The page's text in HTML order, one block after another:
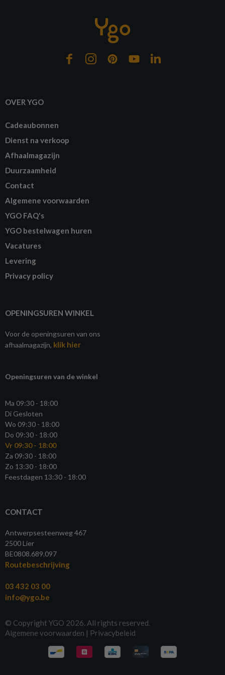
OVER YGO
Cadeaubonnen
Dienst na verkoop
Afhaalmagazijn
Duurzaamheid
Contact
Algemene voorwaarden
YGO FAQ's
YGO bestelwagen huren
Vacatures
Levering
Privacy policy
OPENINGSUREN WINKEL
Voor de openingsuren van ons
afhaalmagazijn, klik hier
Openingsuren van de winkel
Ma 09:30 - 18:00
Di Gesloten
Wo 09:30 - 18:00
Do 09:30 - 18:00
Vr 09:30 - 18:00
Za 09:30 - 18:00
Zo 13:30 - 18:00
Feestdagen 13:30 - 18:00
CONTACT
Antwerpsesteenweg 467
2500 Lier
BE0808.689.097
Routebeschrijving
03 432 03 00
info@ygo.be
© Copyright YGO 2026. All rights reserved.
Algemene voorwaarden | Privacybeleid